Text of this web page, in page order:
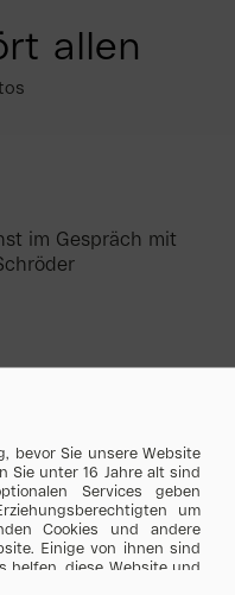
bevor Sie unsere Website
Sie unter 16 Jahre alt sind
Services geben
um
Cookies und andere
Einige von ihnen sind
helfen, diese Website und
allen
im Gespräch mit
+